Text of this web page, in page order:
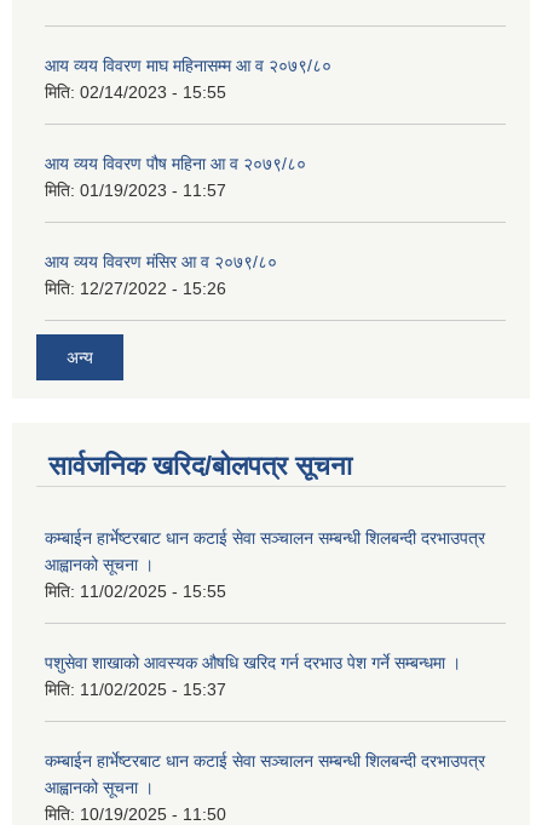
आय व्यय विवरण माघ महिनासम्म आ व २०७९/८०
मिति: 02/14/2023 - 15:55
आय व्यय विवरण पौष महिना आ व २०७९/८०
मिति: 01/19/2023 - 11:57
आय व्यय विवरण मंसिर आ व २०७९/८०
मिति: 12/27/2022 - 15:26
अन्य
सार्वजनिक खरिद/बोलपत्र सूचना
कम्बाईन हार्भेष्टरबाट धान कटाई सेवा सञ्चालन सम्बन्धी शिलबन्दी दरभाउपत्र
आह्वानको सूचना ।
मिति: 11/02/2025 - 15:55
पशुसेवा शाखाको आवस्यक औषधि खरिद गर्न दरभाउ पेश गर्ने सम्बन्धमा ।
मिति: 11/02/2025 - 15:37
कम्बाईन हार्भेष्टरबाट धान कटाई सेवा सञ्चालन सम्बन्धी शिलबन्दी दरभाउपत्र
आह्वानको सूचना ।
मिति: 10/19/2025 - 11:50